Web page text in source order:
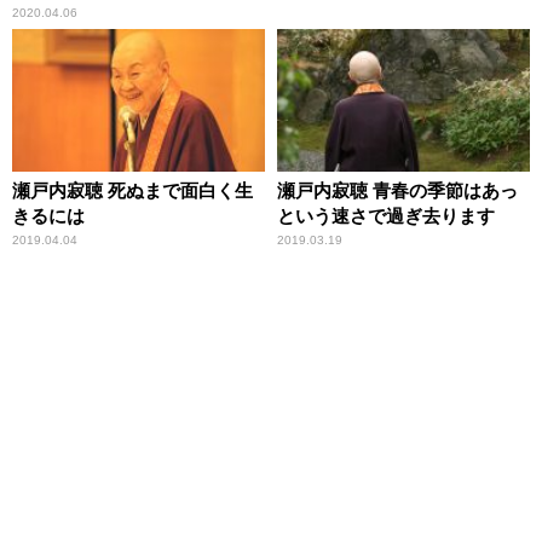
2020.04.06
瀬戸内寂聴 死ぬまで面白く生
きるには
2019.04.04
瀬戸内寂聴 青春の季節はあっ
という速さで過ぎ去ります
2019.03.19